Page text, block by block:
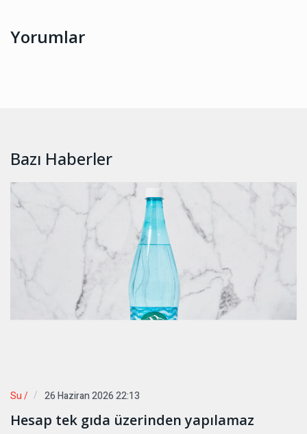
Yorumlar
Bazı Haberler
Su / 26 Haziran 2026 22:13
Hesap tek gıda üzerinden yapılamaz